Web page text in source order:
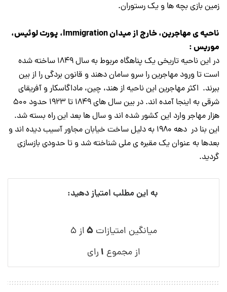
زمین بازی بچه ها و یک رستوران.
ناحیه ی مهاجرین، خارج از میدان Immigration، پورت لوئیس،
موریس :
در این ناحیه تاریخی یک پناهگاه مربوط به سال ۱۸۴۹ ساخته شده
است تا ورود مهاجرین را سرو سامان دهند و قانون بردگی را از بین
ببرند. اکثر مهاجرین این ناحیه از هند، چین، ماداگاسکار و آفریقای
شرقی به اینجا آمده اند. در بین سال های ۱۸۴۹ تا ۱۹۲۳ حدود ۵۰۰
هزار مهاجر وارد این کشور شده اند و سال ها بعد این راه بسته شد.
این بنا در دهه ۱۹۸۰ به دلیل ساخت خیابان مجاور آسیب دیده اند و
بعدها به عنوان یک مقبره ی ملی شناخته شد و تا حدودی بازسازی
گردید.
به این مطلب امتیاز دهید:
میانگین امتیازات ۵از ۵
از مجموع ۱ رای